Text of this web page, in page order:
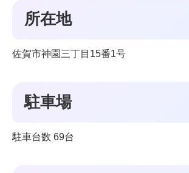
所在地
佐賀市神園三丁目15番1号
駐車場
駐車台数 69台